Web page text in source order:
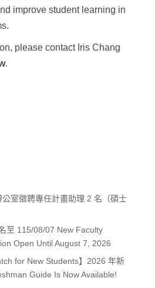
improve student learning in
please contact Iris Chang
.
室徵聘專任計畫助理 2 名（碩士
至 115/08/07 New Faculty
Open Until August 7, 2026
for New Students】2026 年新
Guide Is Now Available!